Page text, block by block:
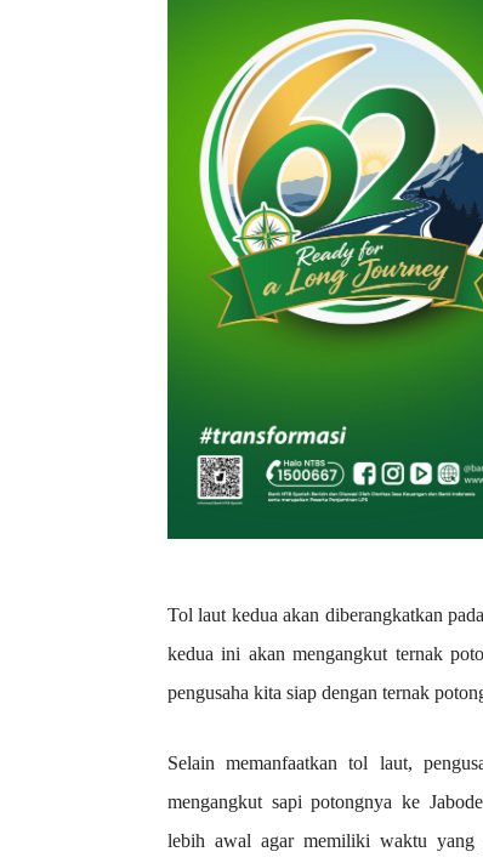
Tol laut kedua akan diberangkatkan
kedua ini akan mengangkut ternak
pengusaha kita siap dengan ternak
Selain memanfaatkan tol laut,
mengangkut sapi potongnya ke
lebih awal agar memiliki waktu yang